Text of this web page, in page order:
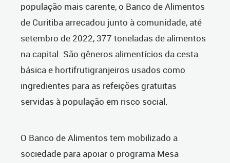
população mais carente, o Banco de Alimentos
de Curitiba arrecadou junto à comunidade, até
setembro de 2022, 377 toneladas de alimentos
na capital. São gêneros alimentícios da cesta
básica e hortifrutigranjeiros usados como
ingredientes para as refeições gratuitas
servidas à população em risco social.
O Banco de Alimentos tem mobilizado a
sociedade para apoiar o programa Mesa